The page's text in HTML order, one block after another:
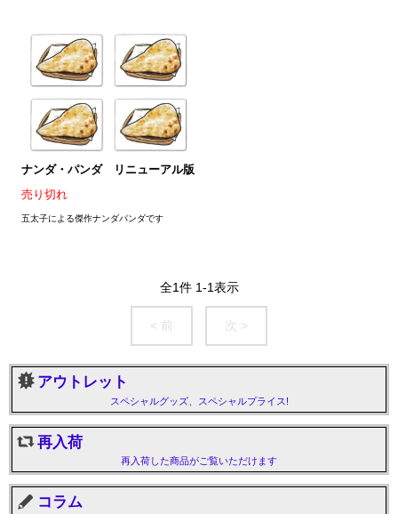
ナンダ・パンダ リニューアル版
売り切れ
五太子による傑作ナンダパンダです
全1件 1-1表示
< 前 次 >
アウトレット
スペシャルグッズ、スペシャルプライス!
再入荷
再入荷した商品がご覧いただけます
コラム